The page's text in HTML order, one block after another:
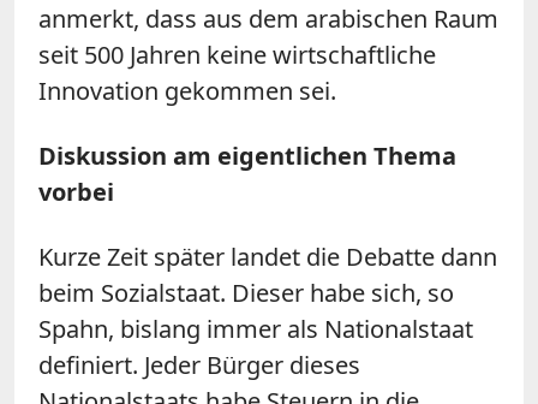
anmerkt, dass aus dem arabischen Raum
seit 500 Jahren keine wirtschaftliche
Innovation gekommen sei.
Diskussion am eigentlichen Thema
vorbei
Kurze Zeit später landet die Debatte dann
beim Sozialstaat. Dieser habe sich, so
Spahn, bislang immer als Nationalstaat
definiert. Jeder Bürger dieses